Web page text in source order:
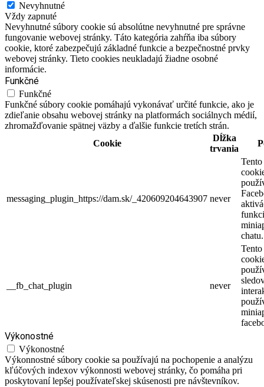
Nevyhnutné
Vždy zapnuté
Nevyhnutné súbory cookie sú absolútne nevyhnutné pre správne
fungovanie webovej stránky. Táto kategória zahŕňa iba súbory
cookie, ktoré zabezpečujú základné funkcie a bezpečnostné prvky
webovej stránky. Tieto cookies neukladajú žiadne osobné
informácie.
Funkčné
Funkčné
Funkčné súbory cookie pomáhajú vykonávať určité funkcie, ako je
zdieľanie obsahu webovej stránky na platformách sociálnych médií,
zhromažďovanie spätnej väzby a ďalšie funkcie tretích strán.
Cookie
Dĺžka
trvania
messaging_plugin_https://dam.sk/_420609204643907 never
chatu.
__fb_chat_plugin never
Výkonostné
Výkonostné
Výkonnostné súbory cookie sa používajú na pochopenie a analýzu
kľúčových indexov výkonnosti webovej stránky, čo pomáha pri
poskytovaní lepšej používateľskej skúsenosti pre návštevníkov.